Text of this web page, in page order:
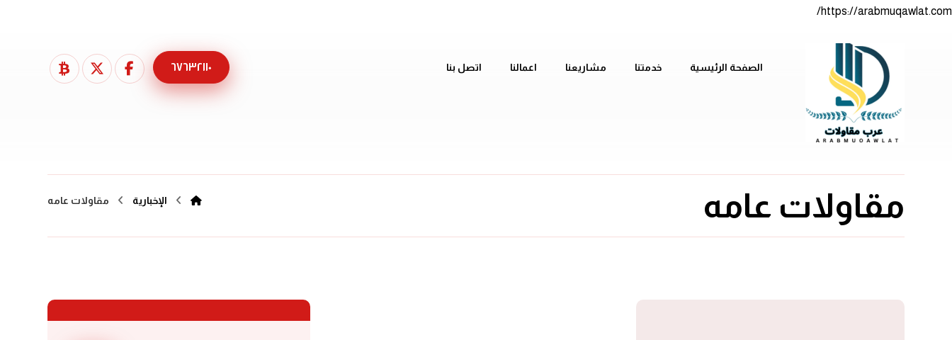
https://arabmuqawlat.com/
الصفحة الرئيسية خدمتنا مشاريعنا اعمالنا اتصل بنا ٦٧٦٣٢١١٠
مقاولات عامه الإخبارية مقاولات عامه